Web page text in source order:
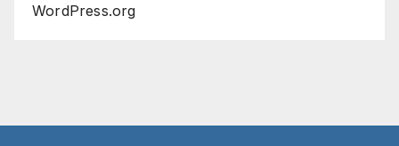
WordPress.org